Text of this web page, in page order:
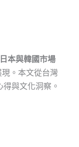
日本與韓國市場
。本文從台灣
與文化洞察。